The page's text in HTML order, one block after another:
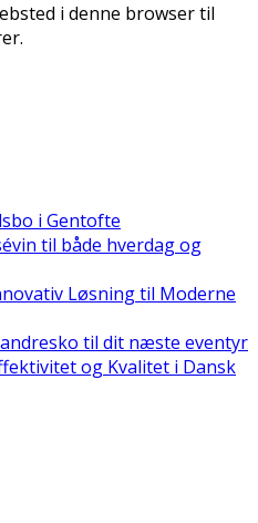
i denne browser til
i Gentofte
til både hverdag og
Løsning til Moderne
til dit næste eventyr
og Kvalitet i Dansk